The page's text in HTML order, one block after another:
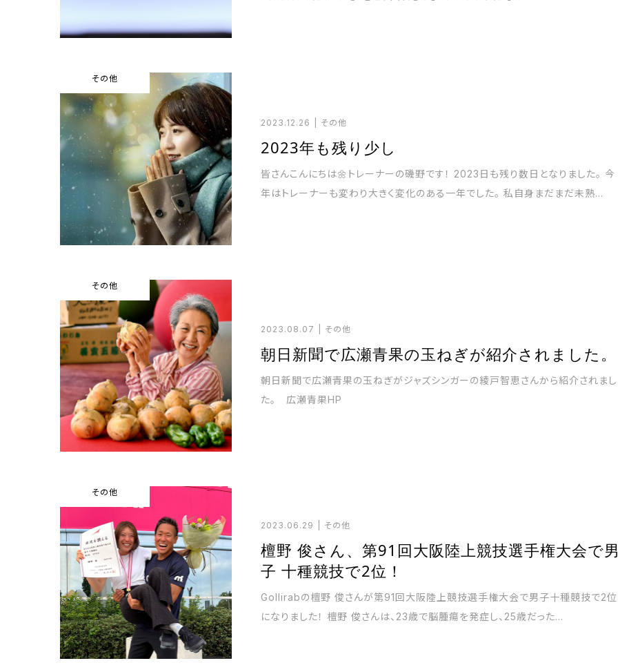
その他
2023.12.26 その他
2023年も残り少し
皆さんこんにちは🌼トレーナーの磯野です！ 2023日も残り数日となりました。 今
年はトレーナーも変わり大きく変化のある一年でした。 私自身まだまだ未熟...
その他
2023.08.07 その他
朝日新聞で広瀬青果の玉ねぎが紹介されました。
朝日新聞で広瀬青果の玉ねぎがジャズシンガーの綾戸智恵さんから紹介されまし
た。 広瀬青果HP
その他
2023.06.29 その他
檀野 俊さん、第91回大阪陸上競技選手権大会で
子 十種競技で2位！
Gollirabの檀野 俊さんが第91回大阪陸上競技選手権大会で男子十種競技で2位
になりました！ 檀野 俊さんは、23歳で脳腫瘍を発症し、25歳だった...